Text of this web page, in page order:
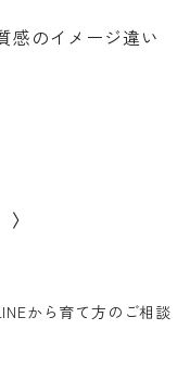
感のイメージ違い
から育て方のご相談